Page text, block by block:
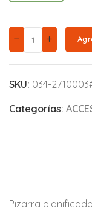
SKU: 034-
Categorías:
Pizarra